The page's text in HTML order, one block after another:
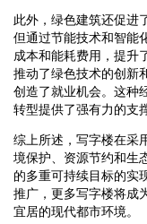
此外，绿色建筑还促进
但通过节能技术和智能
成本和能耗费用，提升
推动了绿色技术的创新
创造了就业机会。这种
转型提供了强有力的支
综上所述，写字楼在采
境保护、资源节约和生
的多重可持续目标的实
推广，更多写字楼将成
宜居的现代都市环境。